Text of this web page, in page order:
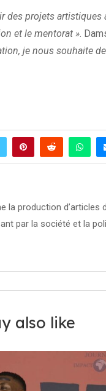
des projets artistiques
et le mentorat » .
je nous souhaite
production d’articles
par la société et la
also like